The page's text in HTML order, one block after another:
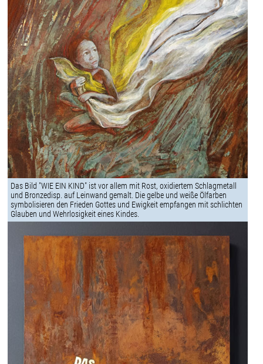
Das Bild "WIE EIN KIND" ist vor allem mit Rost, oxidiertem Schlagmetall
und Bronzedisp. auf Leinwand gemalt. Die gelbe und weiße Ölfarben
symbolisieren den Frieden Gottes und Ewigkeit empfangen mit schlichten
Glauben und Wehrlosigkeit eines Kindes.